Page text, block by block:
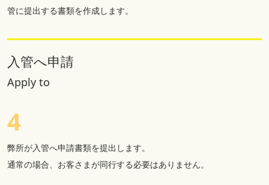
管に提出する書類を作成します。
4
入管へ申請
Apply to
弊所が入管へ申請書類を提出します。
通常の場合、お客さまが同行する必要はありません。